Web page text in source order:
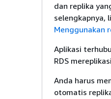
dan replika
selengkapnya,
Menggunakan
Aplikasi
RDS
Anda harus
otomatis